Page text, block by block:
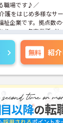
続がしやすい！
が可能
あり
もピッタリです
職場です♪／
護をはじめ多様なサ
祉企業です。拠点数の
りつつ、各事業所ご
信で動けるのが魅力で
まで幅広く関われる
ルアップが可能。本
ート体制も整ってお
心感があります。長
もおすすめの環境で
かり稼げる環境
無料 紹介